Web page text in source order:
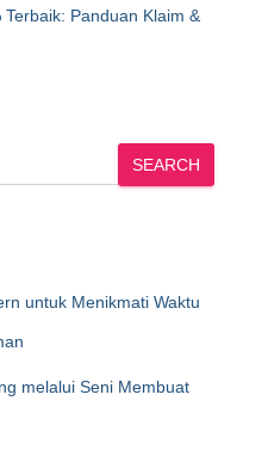
Panduan Klaim &
SEARCH
untuk Menikmati Waktu
melalui Seni Membuat